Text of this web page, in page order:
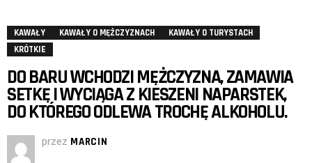
KAWAŁY KAWAŁY O MĘŻCZYZNACH
KAWAŁY O TURYSTACH
KRÓTKIE
DO BARU WCHODZI MĘŻCZYZNA, ZAMAWIA
SETKĘ I WYCIĄGA Z KIESZENI NAPARSTEK,
DO KTÓREGO ODLEWA TROCHĘ ALKOHOLU.
przez MARCIN